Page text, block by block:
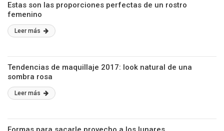
Estas son las proporciones perfectas de un rostro
femenino
Leer más
Tendencias de maquillaje 2017: look natural de una
sombra rosa
Leer más